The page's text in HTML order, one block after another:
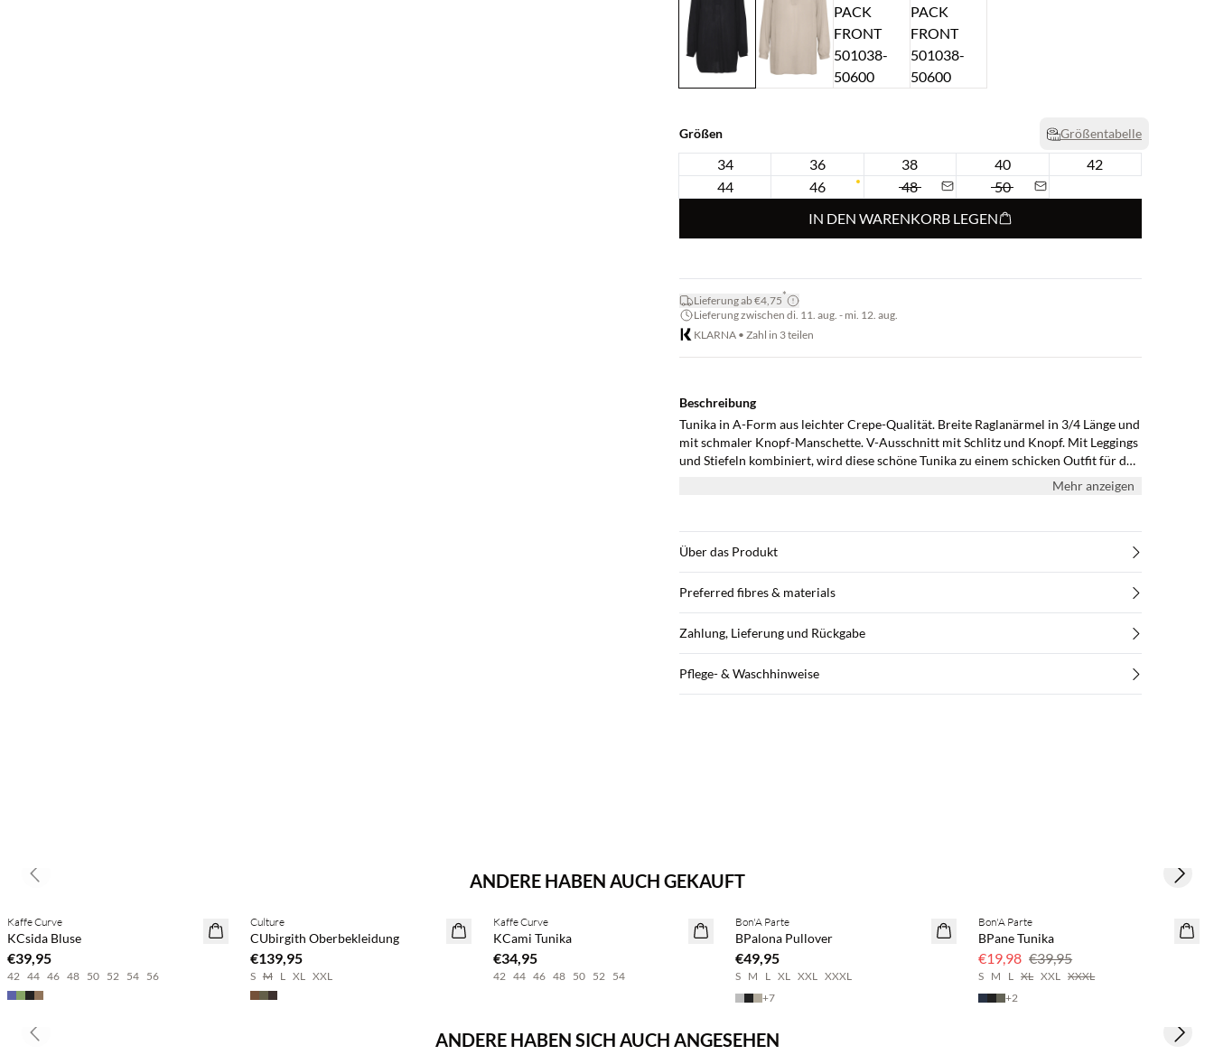
Größen Größentabelle
34 36 38 40
42
44
46 48
50
IN DEN WARENKORB LEGEN
Lieferung ab €4,75*
Lieferung zwischen di. 11. aug. - mi. 12. aug.
KLARNA • Zahl in 3 teilen
Beschreibung
Tunika in A-Form aus leichter Crepe-Qualität. Breite Raglanärmel in 3/4 Länge und
mit schmaler Knopf-Manschette. V-Ausschnitt mit Schlitz und Knopf. Mit Leggings
und Stiefeln kombiniert, wird diese schöne Tunika zu einem schicken Outfit für den
Mehr anzeigen
Über das Produkt
Preferred fibres & materials
Zahlung, Lieferung und Rückgabe
Pflege- & Waschhinweise
ANDERE HABEN AUCH GEKAUFT
NEUHEITEN
Kaffe Curve
KCsida Bluse
€39,95
42 44 46 48 50 52 54 56
NEUHEITEN
Culture
CUbirgith Oberbekleidung
€139,95
S M L XL XXL
BASIC DEAL
Kaffe Curve
KCami Tunika
€34,95
42 44 46 48 50 52 54
2 Stück €65
Bon'A Parte
BPalona Pullover
€49,95
S M L XL XXL XXXL
+7
50 % Rabatt
Bon'A Parte
BPane Tunika
€19,98 €39,95
S M L XL XXL XXXL
+2
Previous slide Next
ANDERE HABEN SICH AUCH ANGESEHEN
BASIC DEAL BASIC DEAL
Previous slide Next